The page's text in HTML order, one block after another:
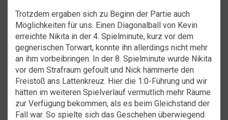
Trotzdem ergaben sich zu Beginn der Partie auch
Möglichkeiten für uns. Einen Diagonalball von Kevin
erreichte Nikita in der 4. Spielminute, kurz vor dem
gegnerischen Torwart, konnte ihn allerdings nicht mehr
an ihm vorbeibringen. In der 8. Spielminute wurde Nikita
vor dem Strafraum gefoult und Nick hämmerte den
Freistoß ans Lattenkreuz. Hier die 1:0-Führung und wir
hätten im weiteren Spielverlauf vermutlich mehr Räume
zur Verfügung bekommen, als es beim Gleichstand der
Fall war. So spielte sich das Geschehen überwiegend